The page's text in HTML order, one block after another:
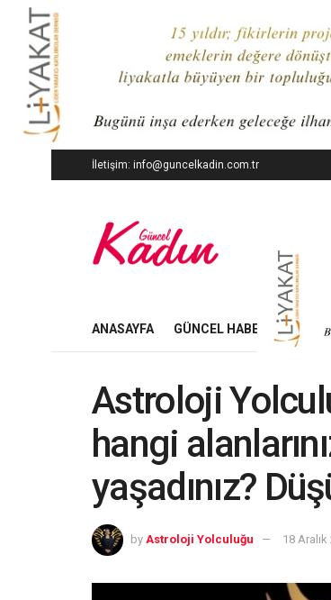
İletişim: info@guncelkadin.com.tr
ANASAYFA GÜNCEL HABERLER İŞ
Astroloji
hangi
yaşadınız?
by Astroloji Yolculuğu 18 Aralık